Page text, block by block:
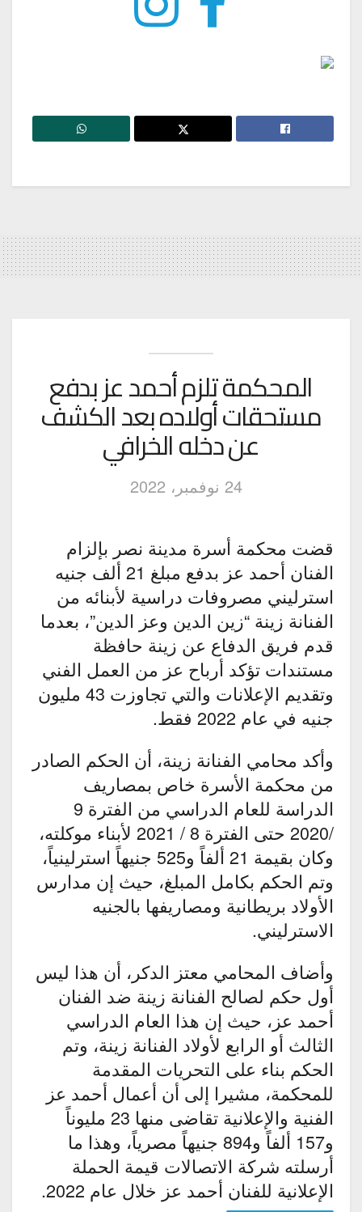
المحكمة تلزم أحمد عز بدفع
مستحقات أولاده بعد الكشف
عن دخله الخرافي
24 نوفمبر، 2022
قضت محكمة أسرة مدينة نصر بإلزام
الفنان أحمد عز بدفع مبلغ 21 ألف جنيه
استرليني مصروفات دراسية لأبنائه من
الفنانة زينة “زين الدين وعز الدين”، بعدما
قدم فريق الدفاع عن زينة حافظة
مستندات تؤكد أرباح عز من العمل الفني
وتقديم الإعلانات والتي تجاوزت 43 مليون
جنيه في عام 2022 فقط.
وأكد محامي الفنانة زينة، أن الحكم الصادر
من محكمة الأسرة خاص بمصاريف
الدراسة للعام الدراسي من الفترة 9
/2020 حتى الفترة 8 / 2021 لأبناء موكلته،
وكان بقيمة 21 ألفاً و525 جنيهاً استرلينياً،
وتم الحكم بكامل المبلغ، حيث إن مدارس
الأولاد بريطانية ومصاريفها بالجنيه
الاسترليني.
وأضاف المحامي معتز الدكر، أن هذا ليس
أول حكم لصالح الفنانة زينة ضد الفنان
أحمد عز، حيث إن هذا العام الدراسي
الثالث أو الرابع لأولاد الفنانة زينة، وتم
الحكم بناء على التحريات المقدمة
للمحكمة، مشيرا إلى أن أعمال أحمد عز
الفنية والإعلانية تقاضى منها 23 مليوناً
و157 ألفاً و894 جنيهاً مصرياً، وهذا ما
أرسلته شركة الاتصالات قيمة الحملة
الإعلانية للفنان أحمد عز خلال عام 2022.